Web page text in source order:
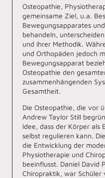
Osteopathie,
gemeinsame Ziel, u.a.
Bewegungsapparates
behandeln,
und ihrer Methodik.
und Orthopäden jedoch
Bewegungsapparat
Osteopathie den
zusammenhängenden
Gesamtheit.
Die Osteopathie, die vor
Andrew Taylor Still
Idee, dass der Körper als
selbst regulieren kann.
die Entwicklung der
Physiotherapie und
beeinflusst. Daniel David
Chiropraktik, war Schüler